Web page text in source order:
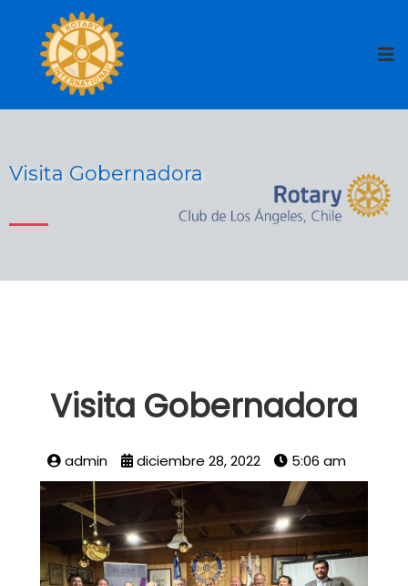
Visita Gobernadora
Visita Gobernadora
admin diciembre 28, 2022 5:06 am